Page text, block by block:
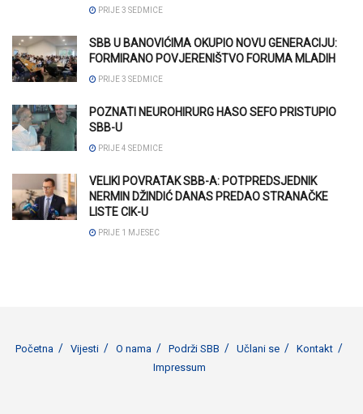
PRIJE 3 SEDMICE
SBB U BANOVIĆIMA OKUPIO NOVU GENERACIJU:
FORMIRANO POVJERENIŠTVO FORUMA MLADIH
PRIJE 3 SEDMICE
POZNATI NEUROHIRURG HASO SEFO PRISTUPIO
SBB-U
PRIJE 4 SEDMICE
VELIKI POVRATAK SBB-A: POTPREDSJEDNIK
NERMIN DŽINDIĆ DANAS PREDAO STRANAČKE
LISTE CIK-U
PRIJE 1 MJESEC
Početna Vijesti O nama Podrži SBB Učlani se
Kontakt
Impressum